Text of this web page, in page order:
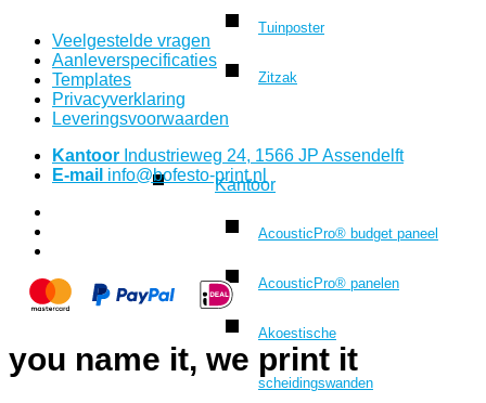
Tuinposter
Zitzak
Kantoor
AcousticPro® budget paneel
AcousticPro® panelen
Akoestische
scheidingswanden
Veelgestelde vragen
Aanleverspecificaties
Templates
Privacyverklaring
Leveringsvoorwaarden
Kantoor Industrieweg 24, 1566 JP Assendelft
E-mail info@bofesto-print.nl
you name it, we print it